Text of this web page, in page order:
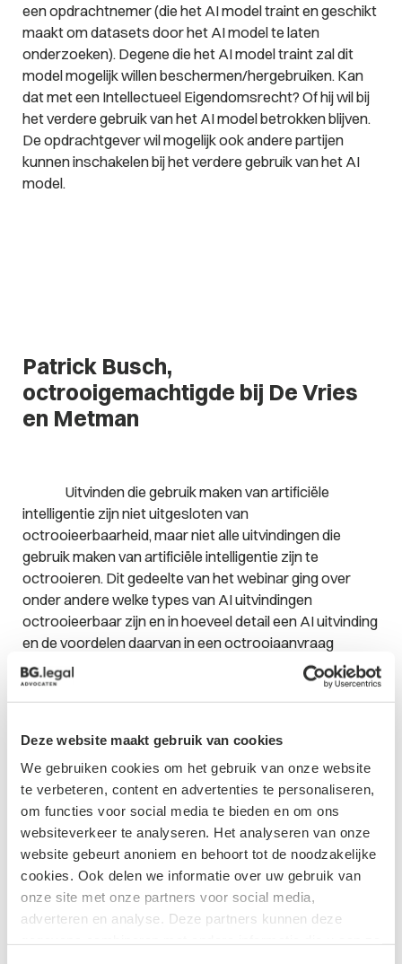
Deze website maakt gebruik van cookies
We gebruiken cookies om het gebruik van onze website
te verbeteren, content en advertenties te personaliseren,
om functies voor social media te bieden en om ons
websiteverkeer te analyseren. Het analyseren van onze
website gebeurt anoniem en behoort tot de noodzakelijke
cookies. Ook delen we informatie over uw gebruik van
onze site met onze partners voor social media,
adverteren en analyse. Deze partners kunnen deze
een opdrachtnemer (die het AI model traint en geschikt
maakt om datasets door het AI model te laten
onderzoeken). Degene die het AI model traint zal dit
model mogelijk willen beschermen/hergebruiken. Kan
dat met een Intellectueel Eigendomsrecht? Of hij wil bij
het verdere gebruik van het AI model betrokken blijven.
De opdrachtgever wil mogelijk ook andere partijen
kunnen inschakelen bij het verdere gebruik van het AI
model.
Patrick Busch,
octrooigemachtigde bij De Vries
en Metman
Uitvinden die gebruik maken van artificiële
intelligentie zijn niet uitgesloten van
octrooieerbaarheid, maar niet alle uitvindingen die
gebruik maken van artificiële intelligentie zijn te
octrooieren. Dit gedeelte van het webinar ging over
onder andere welke types van AI uitvindingen
octrooieerbaar zijn en in hoeveel detail een AI uitvinding
en de voordelen daarvan in een octrooiaanvraag
beschreven moeten worden. Ook wordt eigendom en
uitvinderschap van uitvindingen die door een AI
systeem zijn gedaan besproken.Hierbijde link naar
hieronder nogmaals de opname:
https://www.youtube.com/watch?
v=ZBZphT64Cuw&t=8s
Download